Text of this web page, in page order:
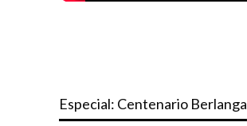
Especial: Centenario Berlanga